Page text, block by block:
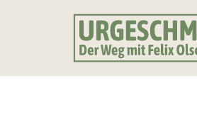
springen